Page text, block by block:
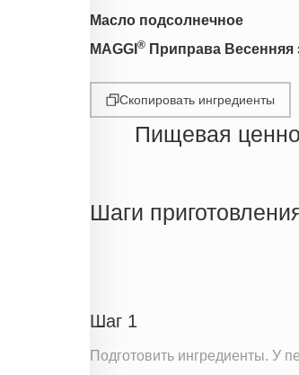
Масло подсолнечное
MAGGI ® Приправа Весенняя
Скопировать ингредиенты
Пищевая
Белки
Шаги
Шаг 1
Подготовить ингредиенты. У